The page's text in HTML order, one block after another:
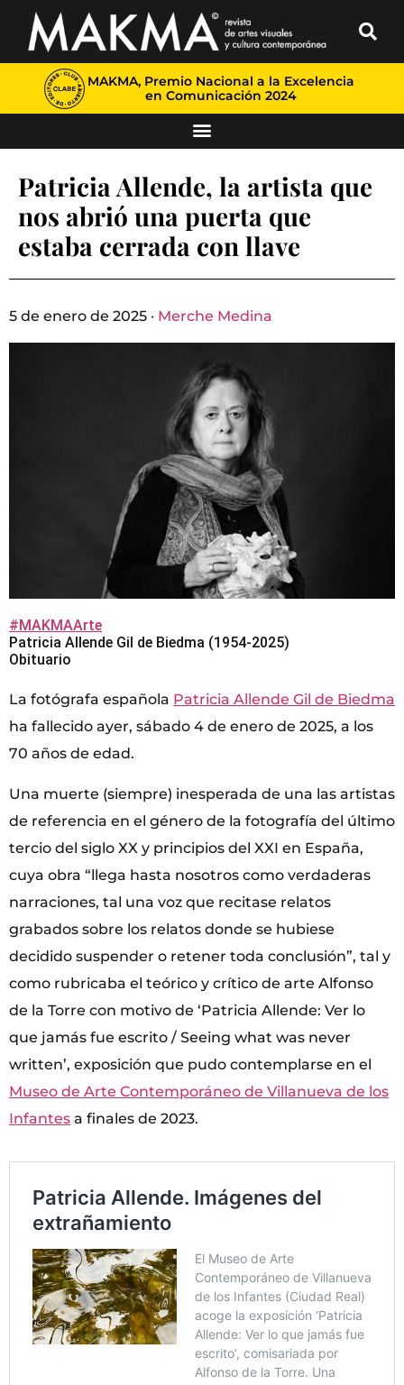
MAKMA, Premio Nacional a la Excelencia
en Comunicación 2024
Patricia Allende, la artista que
nos abrió una puerta que
estaba cerrada con llave
5 de enero de 2025 · Merche Medina
#MAKMAArte
Patricia Allende Gil de Biedma (1954-2025)
Obituario
La fotógrafa española Patricia Allende Gil de Biedma
ha fallecido ayer, sábado 4 de enero de 2025, a los
70 años de edad.
Una muerte (siempre) inesperada de una las artistas
de referencia en el género de la fotografía del último
tercio del siglo XX y principios del XXI en España,
cuya obra “llega hasta nosotros como verdaderas
narraciones, tal una voz que recitase relatos
grabados sobre los relatos donde se hubiese
decidido suspender o retener toda conclusión”, tal y
como rubricaba el teórico y crítico de arte Alfonso
de la Torre con motivo de ‘Patricia Allende: Ver lo
que jamás fue escrito / Seeing what was never
written’, exposición que pudo contemplarse en el
Museo de Arte Contemporáneo de Villanueva de los
Infantes a finales de 2023.